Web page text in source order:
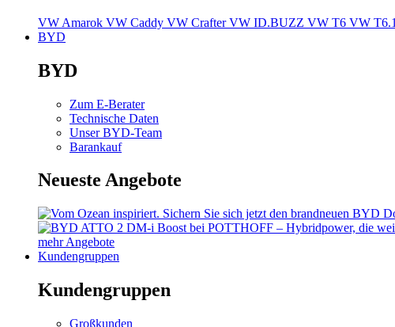
VW Amarok VW Caddy VW CrafterVW ID.BUZZ VW T6 VW T6.1
BYD
BYD
Zum E-Berater
Technische Daten
Unser BYD-Team
Barankauf
Neueste Angebote
mehr Angebote
Kundengruppen
Kundengruppen
Großkunden